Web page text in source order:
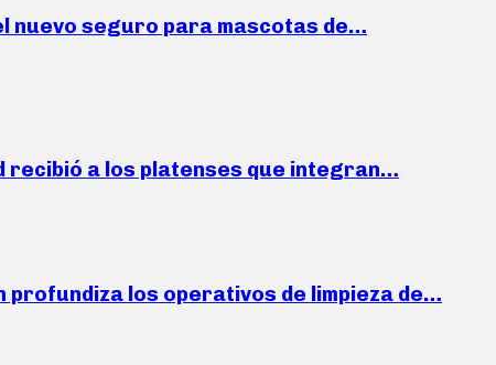
nuevo seguro para mascotas de…
recibió a los platenses que integran…
profundiza los operativos de limpieza de…